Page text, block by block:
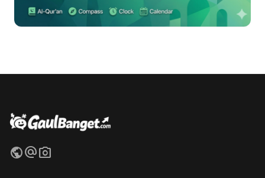
publicalternate_emailphoto_camera